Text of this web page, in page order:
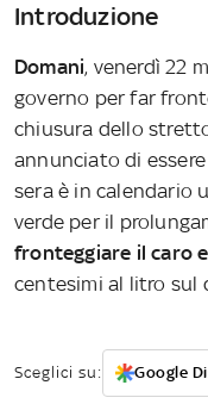
Introduzione
Domani, venerdì 22
governo per far
chiusura dello
annunciato di
sera è in calendario
verde per il
fronteggiare il caro
centesimi al litro sul
Sceglici su: Google